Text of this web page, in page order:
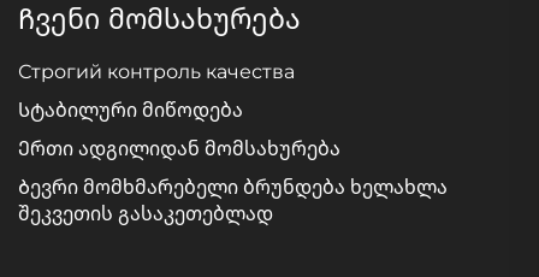
Ჩვენი მომსახურება
Строгий контроль качества
Სტაბილური მიწოდება
Ერთი ადგილიდან მომსახურება
Ბევრი მომხმარებელი ბრუნდება ხელახლა
შეკვეთის გასაკეთებლად